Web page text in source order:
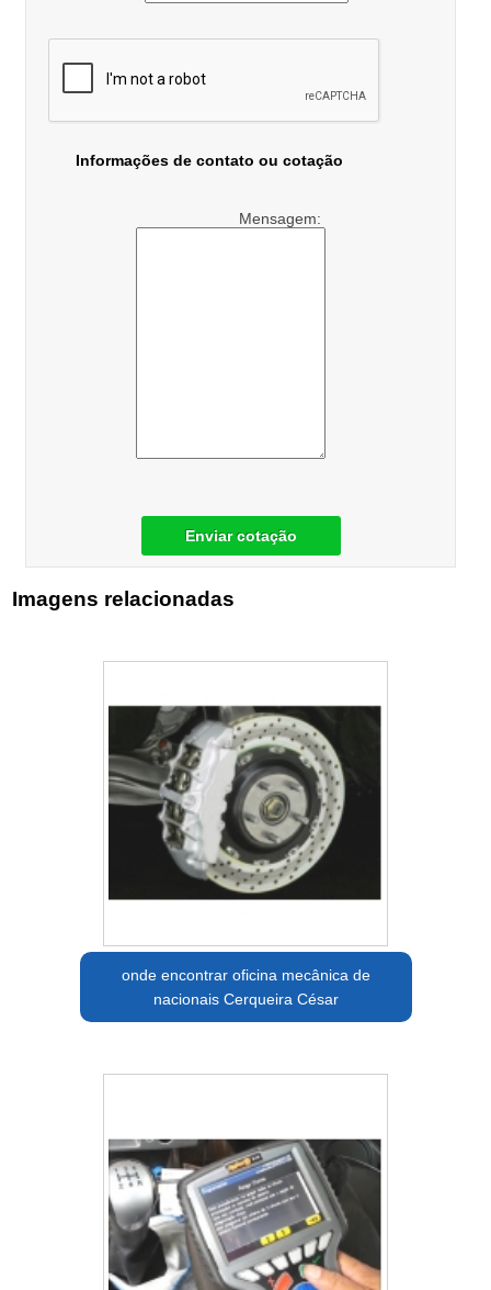
Informações de contato ou cotação
Mensagem:
Enviar cotação
Imagens relacionadas
onde encontrar oficina mecânica de
nacionais Cerqueira César